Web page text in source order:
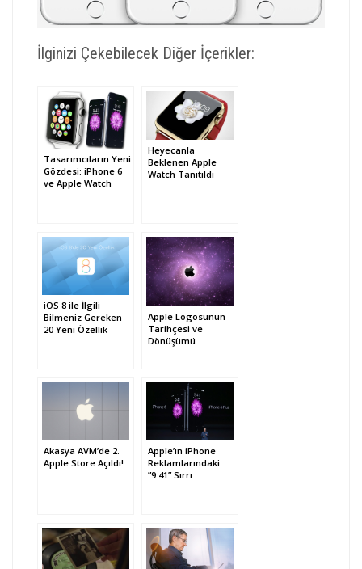
İlginizi Çekebilecek Diğer İçerikler:
Tasarımcıların Yeni
Gözdesi: iPhone 6
ve Apple Watch
Heyecanla
Beklenen Apple
Watch Tanıtıldı
iOS 8 ile İlgili
Bilmeniz Gereken
20 Yeni Özellik
Apple Logosunun
Tarihçesi ve
Dönüşümü
Akasya AVM’de 2.
Apple Store Açıldı!
Apple’ın iPhone
Reklamlarındaki
”9:41” Sırrı